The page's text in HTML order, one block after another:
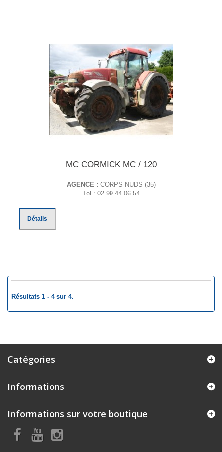
MC CORMICK MC / 120
AGENCE : CORPS-NUDS (35)
Tel : 02.99.44.06.54
Détails
Résultats 1 - 4 sur 4.
Catégories
Informations
Informations sur votre boutique